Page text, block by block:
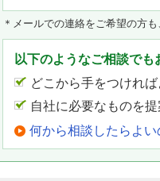
＊メールでの連絡をご希望の方
以下のようなご相談で
どこから手をつけれ
自社に必要なものを
何から相談したらよい